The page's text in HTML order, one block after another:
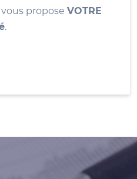
propose VOTRE
.